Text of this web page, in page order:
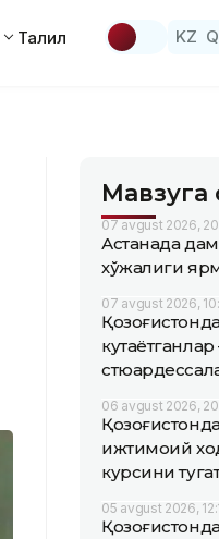
Таҳлил KZ
Мавзуга
07 avgust 2026,
Астанада
хўжалиги
07 avgust 2026,
06 avgust 2026,
ижтимоий
курсини
05 avgust 2026,